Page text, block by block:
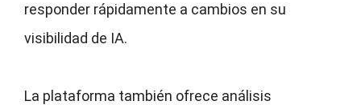
responder rápidamente a cambios en su
visibilidad de IA.
La plataforma también ofrece análisis